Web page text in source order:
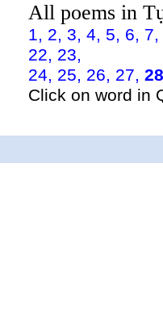
All poems in
1, 2, 3, 4, 5, 6, 7,
22, 23,
24, 25, 26, 27, 28
Click on word in